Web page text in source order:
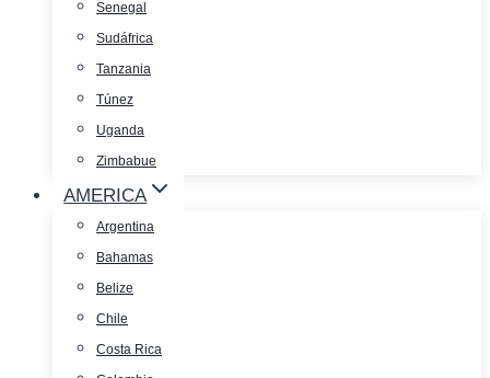
Senegal
Sudáfrica
Tanzania
Túnez
Uganda
Zimbabue
AMERICA
Argentina
Bahamas
Belize
Chile
Costa Rica